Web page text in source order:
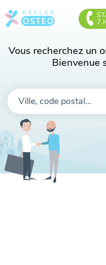
7
Vous recherchez un
Bienvenue